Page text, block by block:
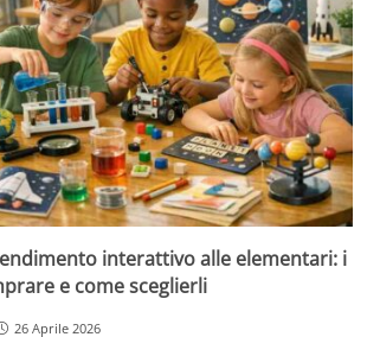
interattivo alle elementari: i
e come sceglierli
26 Aprile 2026